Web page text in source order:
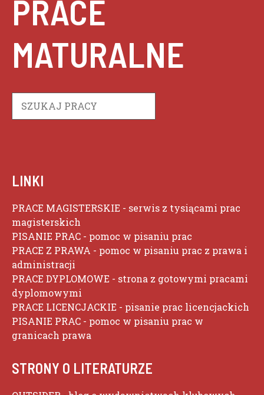
PRACE
MATURALNE
LINKI
PRACE MAGISTERSKIE - serwis z tysiącami prac
magisterskich
PISANIE PRAC - pomoc w pisaniu prac
PRACE Z PRAWA - pomoc w pisaniu prac z prawa i
administracji
PRACE DYPLOMOWE - strona z gotowymi pracami
dyplomowymi
PRACE LICENCJACKIE - pisanie prac licencjackich
PISANIE PRAC - pomoc w pisaniu prac w
granicach prawa
STRONY O LITERATURZE